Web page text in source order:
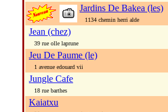
Jardins De Bakea (les)
1134 chemin herri alde
Jean (chez)
39 rue olle laprune
Jeu De Paume (le)
1 avenue edouard vii
Jungle Cafe
18 rue barthes
Kaiatxu